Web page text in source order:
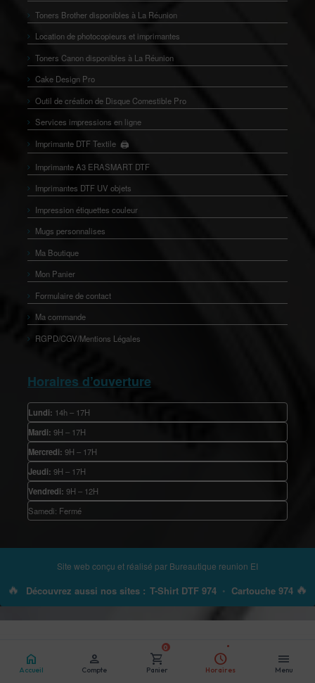
Toners Brother disponibles à La Réunion
Location de photocopieurs et imprimantes
Toners Canon disponibles à La Réunion
Cake Design Pro
Outil de création de Disque Comestible Pro
Services impressions en ligne
Imprimante DTF Textile 🖨️
👕
Imprimante A3 ERASMART DTF
Imprimantes DTF UV objets
Impression étiquettes couleur
Mugs personnalises
Ma Boutique
Mon Panier
Formulaire de contact
Ma commande
RGPD/CGV/Mentions Légales
Horaires d’ouverture
Lundi: 14h – 17H
Mardi: 9H – 17H
Mercredi: 9H – 17H
Jeudi: 9H – 17H
Vendredi: 9H – 12H
Samedi: Fermé
Site web conçu et réalisé par Bureautique reunion EI
🔥 Découvrez aussi nos sites : T-Shirt DTF 974 • Cartouche 974 🔥
home
Accueil
person
Compte
shopping_cart
0
Panier
schedule
Horaires
menu
Menu